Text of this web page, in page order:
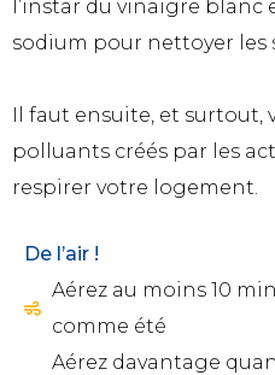
l’instar du vinaigre
sodium pour nettoyer les
Il faut ensuite, et
polluants créés par les
respirer votre logement.
De l’air !
Aérez au moins 10
comme été
Aérez davantage